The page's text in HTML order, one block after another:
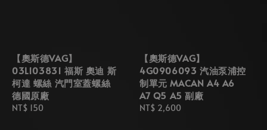
【奧斯德VAG】
03L103831 福斯 奧迪 斯
柯達 螺絲 汽門室蓋螺絲
德國原廠
Regular
NT$ 150
【奧斯德VAG】
4G0906093 汽油泵浦控
制單元 MACAN A4 A6
A7 Q5 A5 副廠
Regular
NT$ 2,600